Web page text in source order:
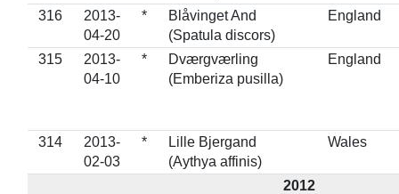
316
2013-
04-20
*
Blåvinget And
(Spatula discors)
England
315
2013-
04-10
*
Dværgværling
(Emberiza pusilla)
England
314
2013-
02-03
*
Lille Bjergand
(Aythya affinis)
Wales
2012